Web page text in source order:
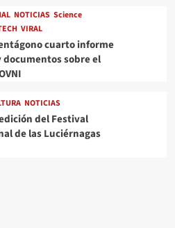
NOTICIAS Science
VIRAL
cuarto informe
documentos sobre el
NOTICIAS
del Festival
de las Luciérnagas